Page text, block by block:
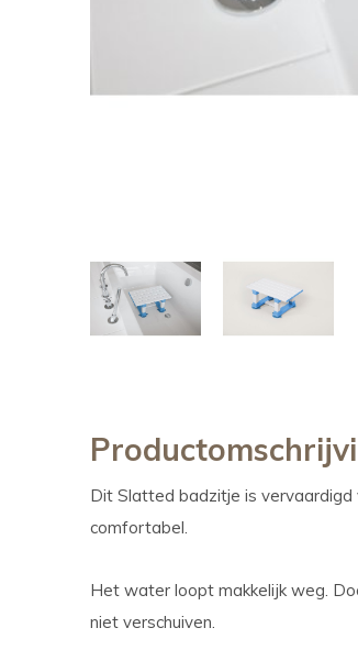
Dit Slatted badzitje is
comfortabel.
Het water loopt makkelijk weg.
niet verschuiven.